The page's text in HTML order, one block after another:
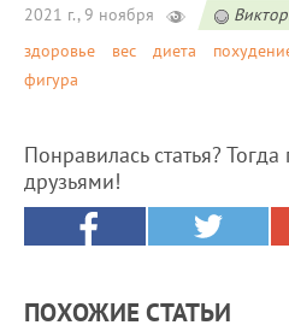
2021 г., 9 ноября
здоровье
вес диета
фигура
Понравилась статья?
друзьями!
ПОХОЖИЕ СТАТЬИ